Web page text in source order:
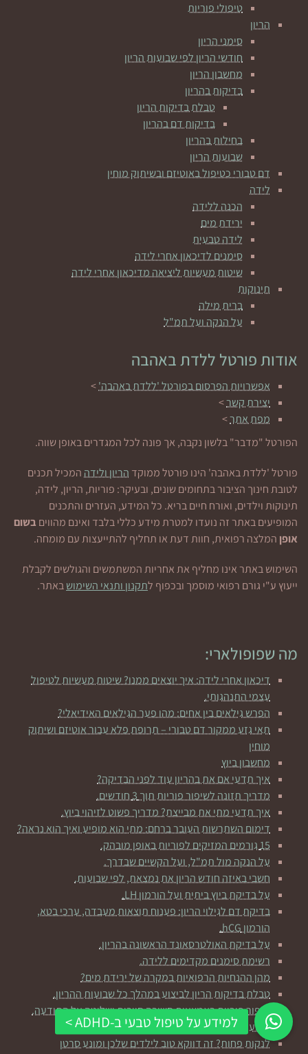
טיפולי פוריות
הריון
סימני הריון
חודשי הריון לפי שבועות הריון
מחשבון הריון
בדיקות בהריון
טבלת בדיקות הריון
בדיקות דם בהריון
בחילות בהריון
שבועות הריון
דם טבורי כטיפול באוטיזם ובשיתוק מוחין
לידה
הכנה ללידה
ירידת מים
לידה טבעית
סימנים לדיכאון אחרי לידה
שיטות מעשיות ליציאה מדיכאון אחרי לידה
תינוקות
ברית מילה
על הנקה ועל תמ"ל
אודות פורטל ללדת באהבה
אפשרויות הפרסום בפורטל 'ללדת באהבה'>
יצירת קשר>
מפת אתר>
הפורטל "מדבר" בלשון נקבה, אך פונה לכל המגדרים באופן שווה.
פורטל 'ללדת באהבה' הינו פורטל ממוקד הריון ולידההמכיל תכנים
לטובת חינוך הציבור בתחומים שונים, ובעיקר: פוריות, הריון, לידה,
תינוקות וילדים, ואורח חיים בריא. כל המידע, העזרים והתכנים
המופיעים באתר זה נועדו למטרת מידע כללי בלבד ואינם מהוויםבשום
אופן המלצה רפואית, חוות דעת או תחליף להתייעצות עם מומחה.
השימוש באתר אינו מחליף את אחריות המשתמשים והגולשים לקבלת
ייעוץ ע"י גורם רפואי מוסמך ובכפוף לתקנון ותנאי השימושבאתר.
מה שפופולארי:
דיכאון אחרי לידה: איך יוצאים ממנו? שיטות מעשיות לטיפול
עצמי התנהגותי.
הפרש גילאים בין אחים: מהו פער הגילאים האידיאלי?
תאי גזע ממקור דם טבורי – תרופת פלא עבור אוטיזם ושיתוק
מוחין
מחשבון ביוץ
איך תדעי אם את בהריון עוד לפני הבדיקה?
מדריך תזונה לשיפור פוריות תוך 3 חודשים.
איך תדעי מתי את מבייצת? מדריך פשוט לזיהוי ביוץ.
דימום השתרשות העובר ברחם: מתי הוא מופיע ואיך הוא נראה?
15 גורמים המזיקים לפוריות באופן מובהק.
על הנקה מול תמ"ל, ועל הקשיים שבדרך.
חשבי באיזה חודש הריון את נמצאת, לפי שבועות.
על בדיקת ביוץ ביתית ועל הורמון LH.
בדיקת דם לגילוי הריון: פענוח תוצאות מעבדה, ערכי בטא,
הורמון hCG.
על בדיקת האולטרסאונד הראשונה בהריון.
רשימת סימנים מקדימים ללידה.
מהן ההנחיות הרפואיות במקרה של ירידת מים?
טבלת בדיקות הריון לביצוע במהלך כל שבועות ההריון.
שיפור פוריות באמצעות חשיבה חיובית ושליטה על התודעה.
שבועות הריון
לנקות פחות? זה דווקא טוב לילדים שלכן ומונע סרטן